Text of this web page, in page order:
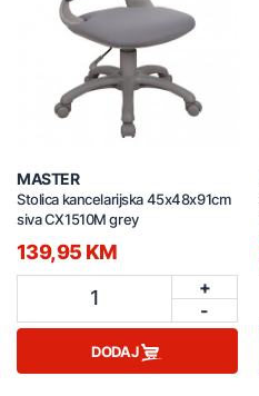
MASTER
Stolica kancelarijska 45x48x91cm
siva CX1510M grey
139,95 KM
1
+
-
DODAJ